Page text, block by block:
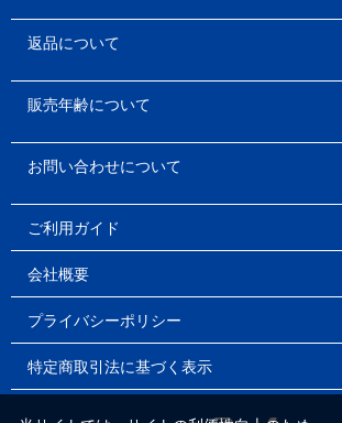
返品について
販売年齢について
お問い合わせについて
ご利用ガイド
会社概要
プライバシーポリシー
特定商取引法に基づく表示